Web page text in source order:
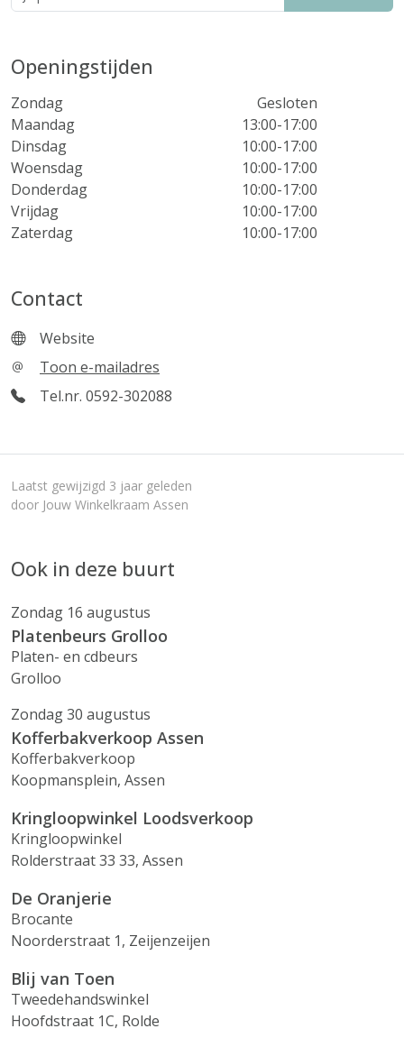
Openingstijden
Zondag
Gesloten
Maandag
13:00-17:00
Dinsdag
10:00-17:00
Woensdag
10:00-17:00
Donderdag
10:00-17:00
Vrijdag
10:00-17:00
Zaterdag
10:00-17:00
Contact
Website
Toon e-mailadres
Tel.nr. 0592-302088
Laatst gewijzigd 3 jaar geleden
door Jouw Winkelkraam Assen
Ook in deze buurt
Zondag 16 augustus
Platenbeurs Grolloo
Platen- en cdbeurs
Grolloo
Zondag 30 augustus
Kofferbakverkoop Assen
Kofferbakverkoop
Koopmansplein, Assen
Kringloopwinkel Loodsverkoop
Kringloopwinkel
Rolderstraat 33 33, Assen
De Oranjerie
Brocante
Noorderstraat 1, Zeijenzeijen
Blij van Toen
Tweedehandswinkel
Hoofdstraat 1C, Rolde